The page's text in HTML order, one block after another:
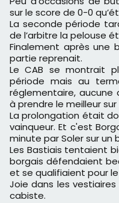
sur le score de 0-0
La seconde période
de l’arbitre la pelouse
Finalement après une
partie reprenait.
Le CAB se montrait
période mais au
réglementaire, aucune
à prendre le meilleur sur
La prolongation était
vainqueur. Et c'est
minute par Soler sur un
Les Bastiais tentaient
borgais défendaient
et se qualifiaient pour
Joie dans les
cabiste.